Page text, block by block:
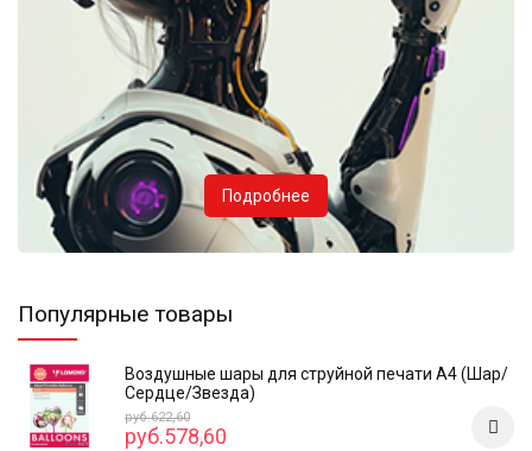
Подробнее
Популярные товары
Воздушные шары для струйной печати А4 (Шар/
Сердце/Звезда)
руб.622,60
руб.578,60